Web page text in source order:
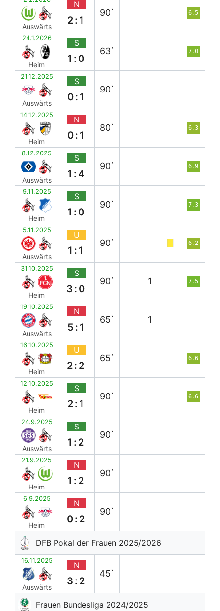
Auswärts
N
2:1
90` 6.5
24.1.2026
Heim
S
1:0
63` 7.0
21.12.2025
Auswärts
S
0:1
90`
14.12.2025
Heim
N
0:1
80` 6.3
8.12.2025
Auswärts
S
1:4
90` 6.9
9.11.2025
Heim
S
1:0
90` 7.3
5.11.2025
Auswärts
U
1:1
90` 6.2
31.10.2025
Heim
S
3:0
90` 1 7.5
19.10.2025
Auswärts
N
5:1
65` 1
16.10.2025
Heim
U
2:2
65` 6.6
12.10.2025
Heim
S
2:1
90` 6.6
24.9.2025
Auswärts
S
1:2
90`
21.9.2025
Heim
N
1:2
90`
6.9.2025
Heim
N
0:2
90`
DFB Pokal der Frauen 2025/2026
16.11.2025
Auswärts
N
3:2
45`
Frauen Bundesliga 2024/2025